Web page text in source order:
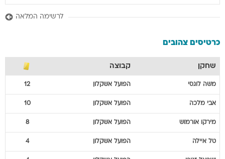
לרשימה המלאה
כרטיסים צהובים
שחקן קבוצה
משה לוגסי הפועל אשקלון 12
אבי מלכה הפועל אשקלון 10
מירקו אורמוש הפועל אשקלון 8
טל איילה הפועל אשקלון 4